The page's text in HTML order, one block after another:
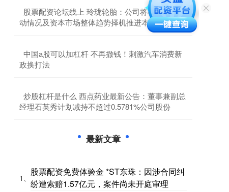
​股票配资论坛线上 玲珑轮胎：公司将根据股价波
动情况及资本市场整体趋势择机推进本次增持计划
​中国a股可以加杠杆 不再撒钱！刺激汽车消费新
政换打法
​炒股杠杆是什么 西点药业最新公告：董事兼副总
经理石英秀计划减持不超过0.5781%公司股份
最新文章
1、
股票配资免费体验金 *ST东珠：因涉合同纠
纷遭索赔1.57亿元，案件尚未开庭审理